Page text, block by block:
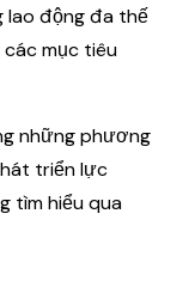
động đa thế
mục tiêu
những phương
triển lực
tìm hiểu qua